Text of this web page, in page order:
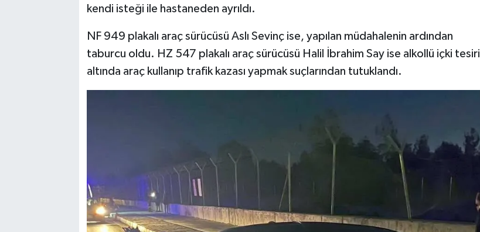
kendi isteği ile hastaneden ayrıldı.
NF 949 plakalı araç sürücüsü Aslı Sevinç ise, yapılan müdahalenin ardından
taburcu oldu. HZ 547 plakalı araç sürücüsü Halil İbrahim Say ise alkollü içki tesiri
altında araç kullanıp trafik kazası yapmak suçlarından tutuklandı.